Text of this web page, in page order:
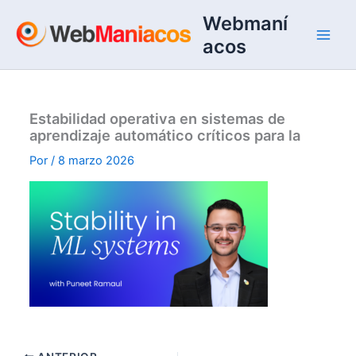
contenido
Webmaní
acos
Estabilidad operativa en sistemas de
aprendizaje automático críticos para la
Por/ 8 marzo 2026